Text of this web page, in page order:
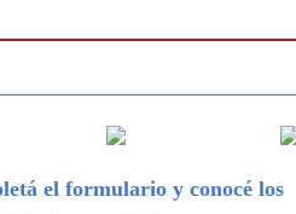
el formulario y conocé los